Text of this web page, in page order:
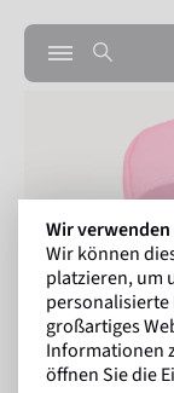
Wir verwenden
Wir können
platzieren, um
personalisierte
großartiges
Informationen
öffnen Sie die